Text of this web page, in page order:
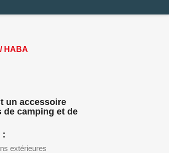
HABA
un accessoire
camping et de
:
extérieures